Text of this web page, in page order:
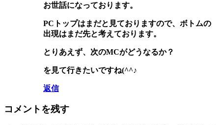
お世話になっております。
PCトップはまだと見ておりますので、ボトムの
出現はまだ先と考えております。
とりあえず、次のMCがどうなるか？
を見て行きたいですね(^^♪
返信
コメントを残す